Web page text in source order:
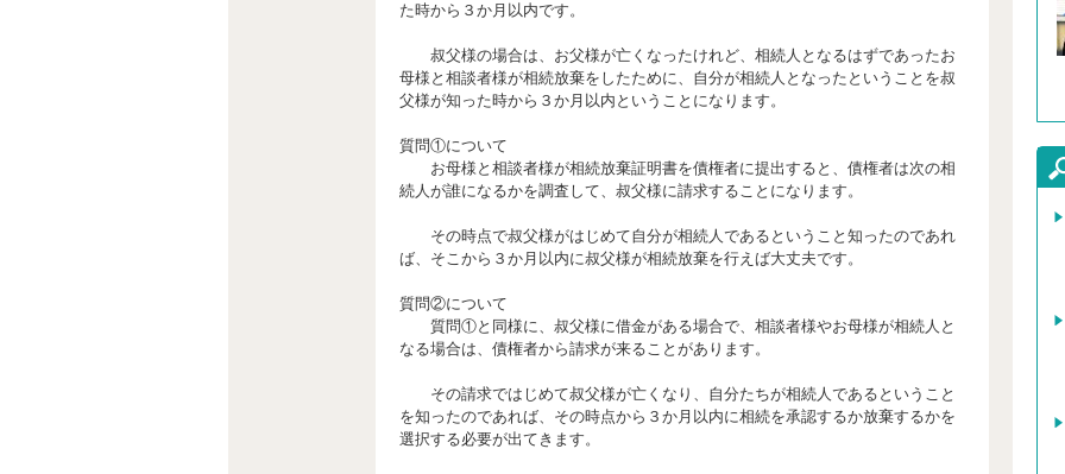
た時から３か月以内です。
叔父様の場合は、お父様が亡くなったけれど、相続人となるはずであったお
母様と相談者様が相続放棄をしたために、自分が相続人となったということを叔
父様が知った時から３か月以内ということになります。
質問①について
お母様と相談者様が相続放棄証明書を債権者に提出すると、債権者は次の相
続人が誰になるかを調査して、叔父様に請求することになります。
その時点で叔父様がはじめて自分が相続人であるということ知ったのであれ
ば、そこから３か月以内に叔父様が相続放棄を行えば大丈夫です。
質問②について
質問①と同様に、叔父様に借金がある場合で、相談者様やお母様が相続人と
なる場合は、債権者から請求が来ることがあります。
その請求ではじめて叔父様が亡くなり、自分たちが相続人であるということ
を知ったのであれば、その時点から３か月以内に相続を承認するか放棄するかを
選択する必要が出てきます。